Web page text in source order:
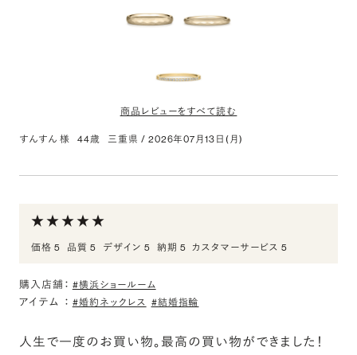
商品レビューをすべて読む
結婚指輪
いろいろお店を見て回りましたが、自分たちの感性に応えてくれる
す。スタッフの方も心配していたことをひとつひとつ相談に乗ってく
れ、安心して選ぶことができました。完成して実物を手に取ると、サ
です。ふたりで大事にしていきたいと思いますし、まわりに自慢しま
すんすん 様 44歳 三重県 / 2026年07月13日(月)
価格 5 品質 5 デザイン 5 納期 5 カスタマーサービス 5
購入店舗： #横浜ショールーム
アイテム ： #婚約ネックレス #結婚指輪
人生で一度のお買い物。最高の買い物ができました！